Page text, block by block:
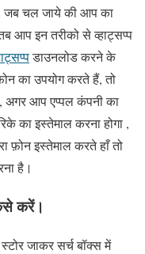
जब चल जाये की आप का
आप इन तरीको से व्हाट्सप्प
डाउनलोड करने के
का उपयोग करते हैं, तो
अगर आप एप्पल कंपनी का
का इस्तेमाल करना होगा ,
फ़ोन इस्तेमाल करते हाँ तो
है।
करें।
जाकर सर्च बॉक्स में